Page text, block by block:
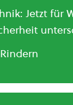
Jetzt für